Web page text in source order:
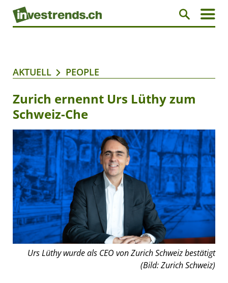
AKTUELL PEOPLE
Zurich ernennt Urs Lüthy zum
Schweiz-Che
Urs Lüthy wurde als CEO von Zurich Schweiz bestätigt
(Bild: Zurich Schweiz)